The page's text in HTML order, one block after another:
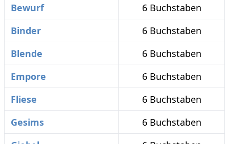
Bewurf
6 Buchstaben
Binder
6 Buchstaben
Blende
6 Buchstaben
Empore
6 Buchstaben
Fliese
6 Buchstaben
Gesims
6 Buchstaben